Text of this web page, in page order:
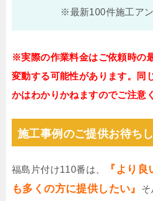
※最新100件施工ア
※実際の作業料金はご依頼時の
変動する可能性があります。同
かはわかりかねますのでご注意
施工事例のご提供お待ち
福島片付け110番は、
『より
も多くの方に提供したい』
そ